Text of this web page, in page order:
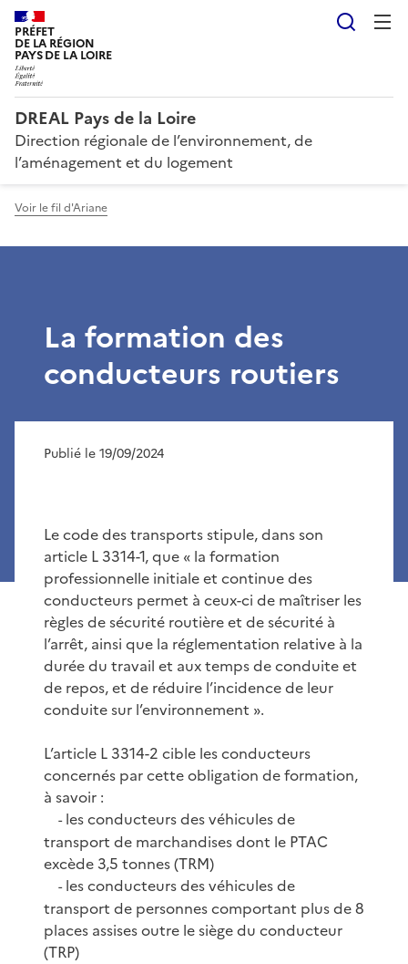
PRÉFET
DE LA RÉGION
PAYS DE LA LOIRE
DREAL Pays de la Loire
Direction régionale de l’environnement, de
l’aménagement et du logement
Voir le fil d'Ariane
La formation des
conducteurs routiers
Publié le 19/09/2024
Le code des transports stipule, dans son
article L 3314-1, que « la formation
professionnelle initiale et continue des
conducteurs permet à ceux-ci de maîtriser les
règles de sécurité routière et de sécurité à
l’arrêt, ainsi que la réglementation relative à la
durée du travail et aux temps de conduite et
de repos, et de réduire l’incidence de leur
conduite sur l’environnement ».
L’article L 3314-2 cible les conducteurs
concernés par cette obligation de formation,
à savoir :
-les conducteurs des véhicules de
transport de marchandises dont le PTAC
excède 3,5 tonnes (TRM)
-les conducteurs des véhicules de
transport de personnes comportant plus de 8
places assises outre le siège du conducteur
(TRP)